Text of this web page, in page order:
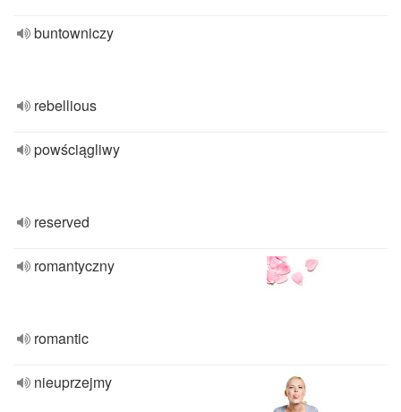
buntowniczy
rebellious
powściągliwy
reserved
romantyczny
romantic
nieuprzejmy